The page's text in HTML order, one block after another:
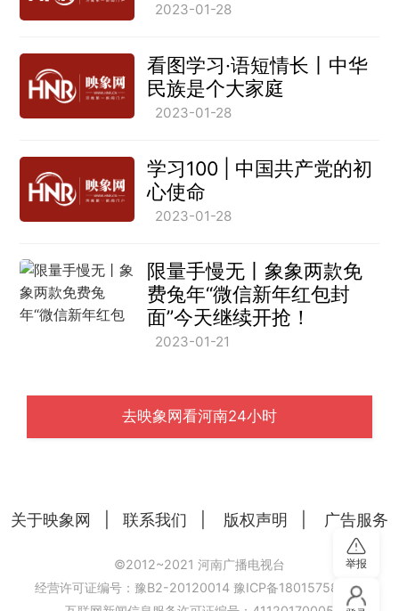
2023-01-28
看图学习·语短情长丨中华
民族是个大家庭
2023-01-28
学习100 | 中国共产党的初
心使命
2023-01-28
限量手慢无丨象象两款免
费兔年“微信新年红包封
面”今天继续开抢！
2023-01-21
去映象网看河南24小时
关于映象网 联系我们 版权声明 广告服务
©2012~2021 河南广播电视台
经营许可证编号：豫B2-20120014 豫ICP备18015758号-6
举报